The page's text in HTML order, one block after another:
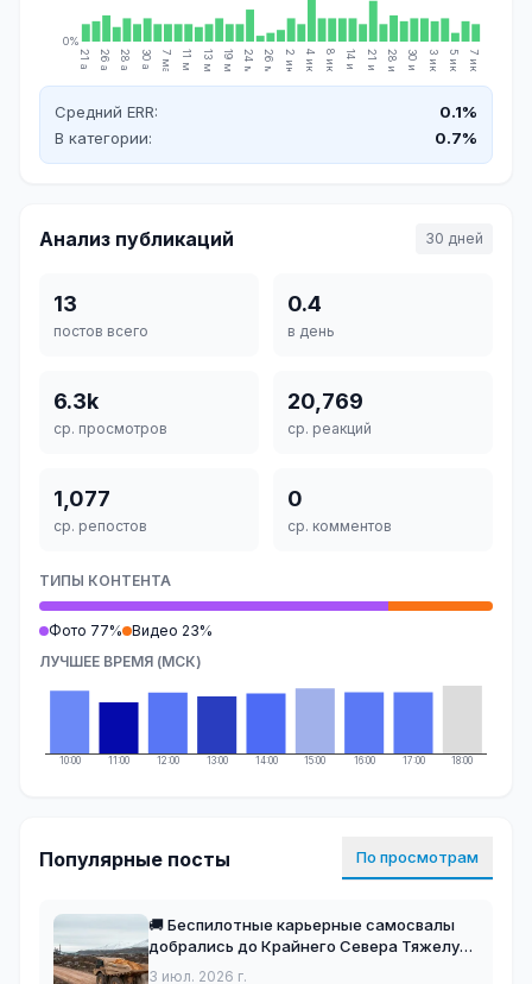
21 апр. 26 апр. 28 апр. 30 апр. 7 мая 11 мая 13 мая 19 мая 24 мая 26 мая 2 июн. 4 июн. 8 июн. 14 июн. 21 июн. 28 июн. 30 июн. 3 июл. 5 июл. 7 июл.
0%
Средний ERR:
0.1%
В категории:
0.7%
Анализ публикаций 30 дней
13
постов всего
0.4
в день
6.3k
ср. просмотров
20,769
ср. реакций
1,077
ср. репостов
0
ср. комментов
ТИПЫ КОНТЕНТА
Фото 77% Видео 23%
ЛУЧШЕЕ ВРЕМЯ (МСК)
10:00 11:00 12:00 13:00 14:00 15:00 16:00 17:00 18:00
Популярные посты По просмотрам
🚚 Беспилотные карьерные самосвалы
добрались до Крайнего Севера Тяжелую
технику испытают на месторождениях
3 июл. 2026 г.